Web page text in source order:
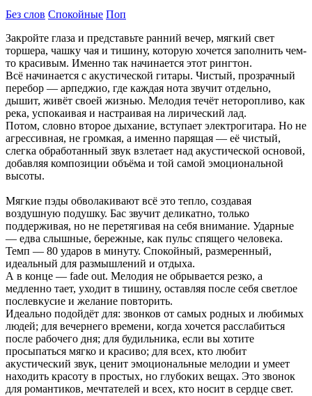
Без слов Спокойные Поп
Закройте глаза и представьте ранний вечер, мягкий свет
торшера, чашку чая и тишину, которую хочется заполнить чем-
то красивым. Именно так начинается этот рингтон.
Всё начинается с акустической гитары. Чистый, прозрачный
перебор — арпеджио, где каждая нота звучит отдельно,
дышит, живёт своей жизнью. Мелодия течёт неторопливо, как
река, успокаивая и настраивая на лирический лад.
Потом, словно второе дыхание, вступает электрогитара. Но не
агрессивная, не громкая, а именно парящая — её чистый,
слегка обработанный звук взлетает над акустической основой,
добавляя композиции объёма и той самой эмоциональной
высоты.
Мягкие пэды обволакивают всё это тепло, создавая
воздушную подушку. Бас звучит деликатно, только
поддерживая, но не перетягивая на себя внимание. Ударные
— едва слышные, бережные, как пульс спящего человека.
Темп — 80 ударов в минуту. Спокойный, размеренный,
идеальный для размышлений и отдыха.
А в конце — fade out. Мелодия не обрывается резко, а
медленно тает, уходит в тишину, оставляя после себя светлое
послевкусие и желание повторить.
Идеально подойдёт для: звонков от самых родных и любимых
людей; для вечернего времени, когда хочется расслабиться
после рабочего дня; для будильника, если вы хотите
просыпаться мягко и красиво; для всех, кто любит
акустический звук, ценит эмоциональные мелодии и умеет
находить красоту в простых, но глубоких вещах. Это звонок
для романтиков, мечтателей и всех, кто носит в сердце свет.